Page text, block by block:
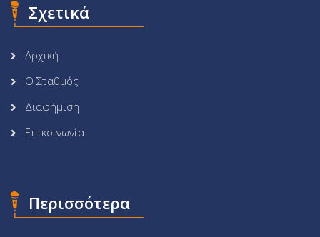
Σχετικά
Αρχική
Ο Σταθμός
Διαφήμιση
Επικοινωνία
Περισσότερα